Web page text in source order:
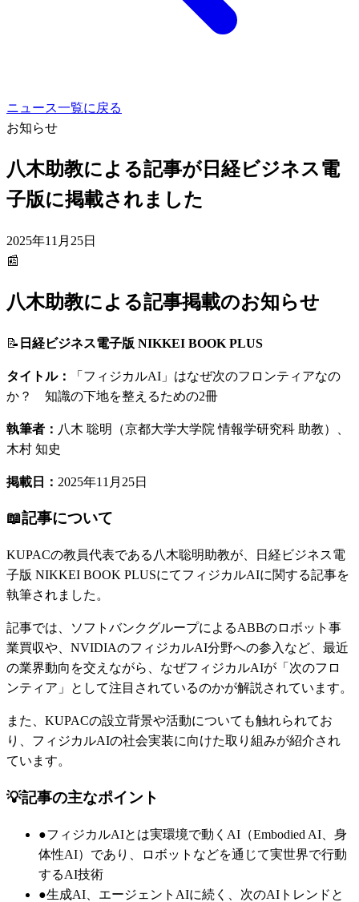
ニュース一覧に戻る
お知らせ
八木助教による記事が日経ビジネス電
子版に掲載されました
2025年11月25日
📰
八木助教による記事掲載のお知らせ
📝 日経ビジネス電子版 NIKKEI BOOK PLUS
タイトル：
「フィジカルAI」はなぜ次のフロンティアなの
か？ 知識の下地を整えるための2冊
執筆者： 八木 聡明（京都大学大学院 情報学研究科 助教）、
木村 知史
掲載日： 2025年11月25日
📖記事について
KUPACの教員代表である八木聡明助教が、日経ビジネス電
子版 NIKKEI BOOK PLUSにてフィジカルAIに関する記事を
執筆されました。
記事では、ソフトバンクグループによるABBのロボット事
業買収や、NVIDIAのフィジカルAI分野への参入など、最近
の業界動向を交えながら、なぜフィジカルAIが「次のフロ
ンティア」として注目されているのかが解説されています。
また、KUPACの設立背景や活動についても触れられてお
り、フィジカルAIの社会実装に向けた取り組みが紹介され
ています。
💡記事の主なポイント
●フィジカルAIとは実環境で動くAI（Embodied AI、身
体性AI）であり、ロボットなどを通じて実世界で行動
するAI技術
●生成AI、エージェントAIに続く、次のAIトレンドと